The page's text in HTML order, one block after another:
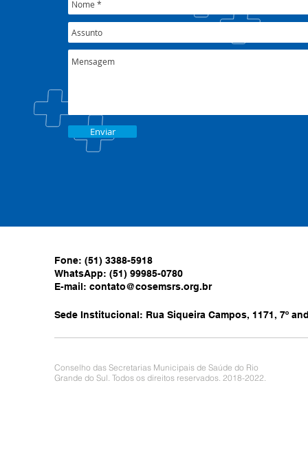
Enviar
Fone: (51) 3388-5918
WhatsApp: (51) 99985-0780
E-mail: contato@cosemsrs.org.br
Sede Institucional: Rua Siqueira Campos, 1171, 7º
Conselho das Secretarias Municipais de Saúde do Rio
Grande do Sul. Todos os direitos reservados. 2018-2022.